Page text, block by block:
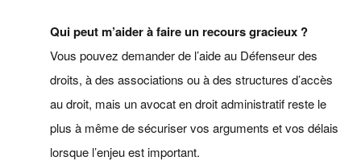
Qui peut m’aider à faire un recours gracieux ?
Vous pouvez demander de l’aide au Défenseur des
droits, à des associations ou à des structures d’accès
au droit, mais un avocat en droit administratif reste le
plus à même de sécuriser vos arguments et vos délais
lorsque l’enjeu est important.